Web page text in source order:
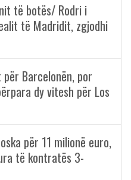
të botës/ Rodri i
të Madridit, zgjodhi
për Barcelonën, por
dy vitesh për Los
për 11 milionë euro,
të kontratës 3-